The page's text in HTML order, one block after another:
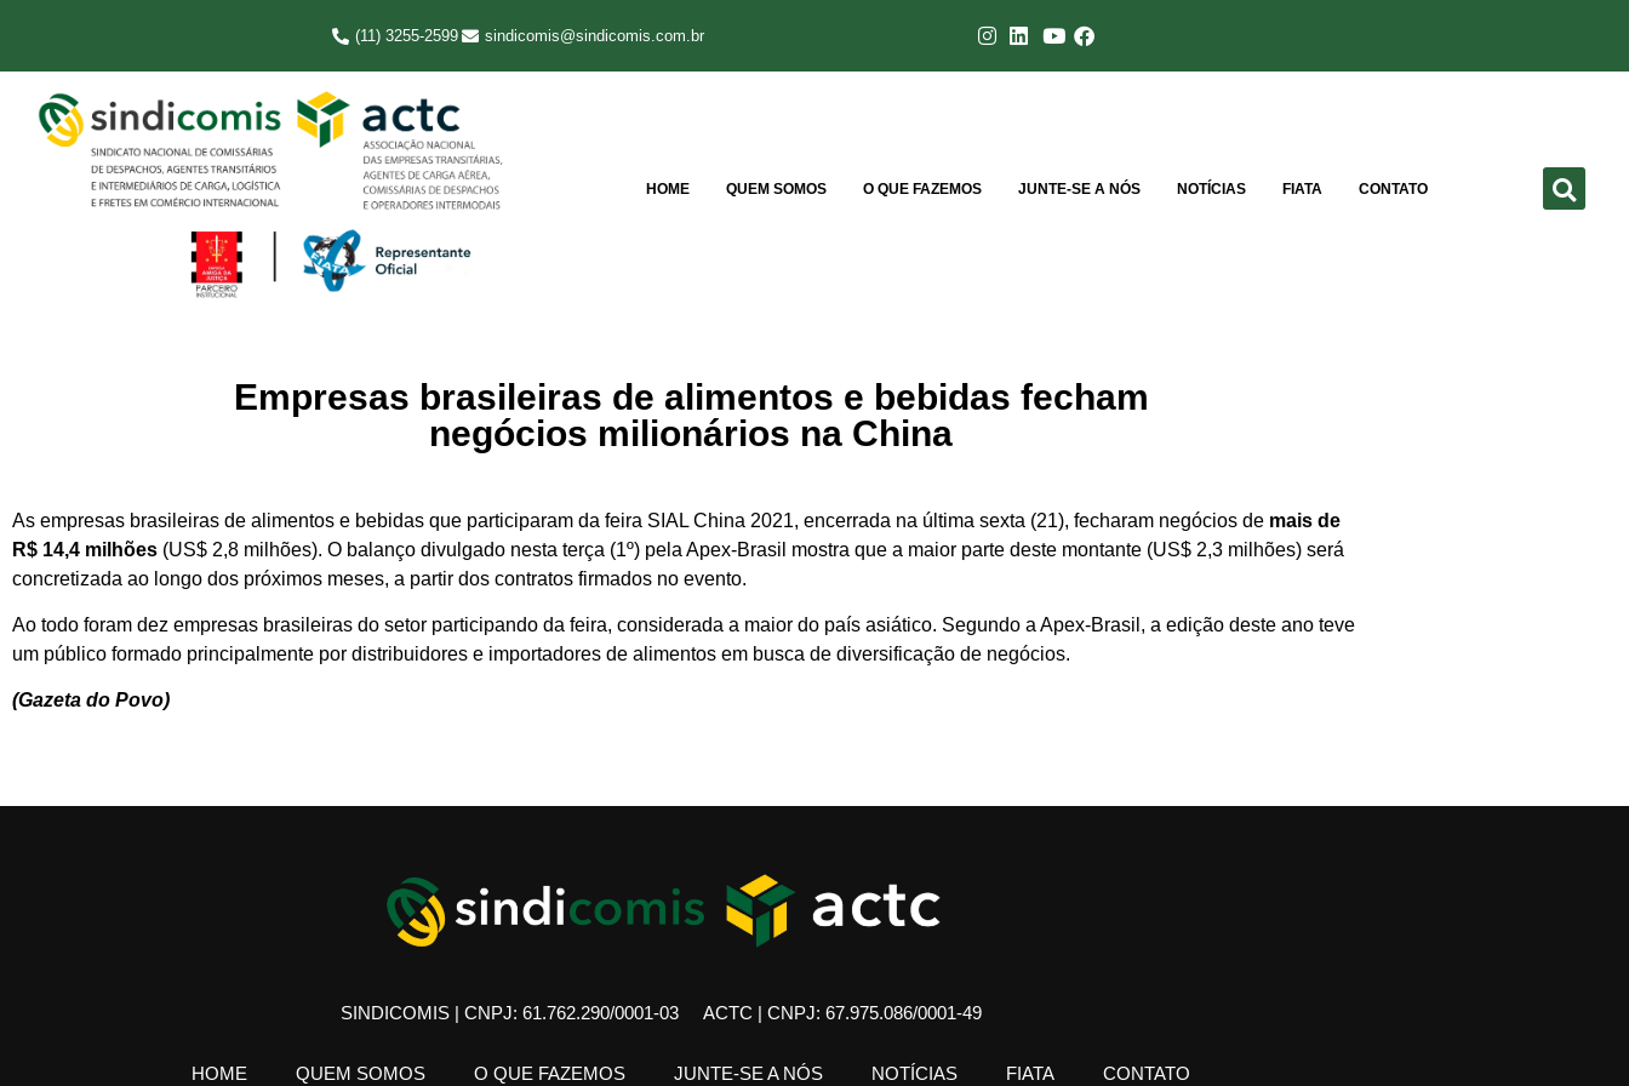
(11) 3255-2599 sindicomis@sindicomis.com.br
HOME QUEM SOMOS O QUE FAZEMOS JUNTE-SE A NÓS NOTÍCIAS FIATA CONTATO
Empresas brasileiras de alimentos e bebidas fecham
negócios milionários na China
As empresas brasileiras de alimentos e bebidas que participaram da feira SIAL China 2021, encerrada na última sexta (21), fecharam negócios de mais de
R$ 14,4 milhões (US$ 2,8 milhões). O balanço divulgado nesta terça (1º) pela Apex-Brasil mostra que a maior parte deste montante (US$ 2,3 milhões) será
concretizada ao longo dos próximos meses, a partir dos contratos firmados no evento.
Ao todo foram dez empresas brasileiras do setor participando da feira, considerada a maior do país asiático. Segundo a Apex-Brasil, a edição deste ano teve
um público formado principalmente por distribuidores e importadores de alimentos em busca de diversificação de negócios.
(Gazeta do Povo)
SINDICOMIS | CNPJ: 61.762.290/0001-03 ACTC | CNPJ: 67.975.086/0001-49
HOME QUEM SOMOS O QUE FAZEMOS JUNTE-SE A NÓS NOTÍCIAS FIATA CONTATO